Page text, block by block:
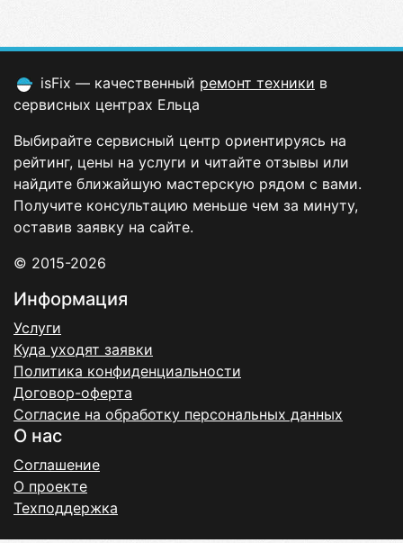
isFix — качественный ремонт техники в
сервисных центрах Ельца
Выбирайте сервисный центр ориентируясь на
рейтинг, цены на услуги и читайте отзывы или
найдите ближайшую мастерскую рядом с вами.
Получите консультацию меньше чем за минуту,
оставив заявку на сайте.
© 2015-2026
Информация
Услуги
Куда уходят заявки
Политика конфиденциальности
Договор-оферта
Согласие на обработку персональных данных
О нас
Соглашение
О проекте
Техподдержка